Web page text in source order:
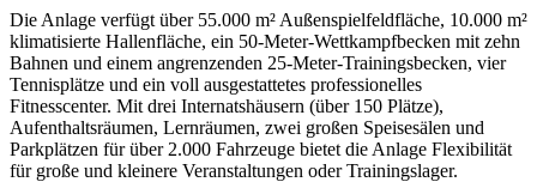
Die Anlage verfügt über 55.000 m² Außenspielfeldfläche, 10.000 m²
klimatisierte Hallenfläche, ein 50-Meter-Wettkampfbecken mit zehn
Bahnen und einem angrenzenden 25-Meter-Trainingsbecken, vier
Tennisplätze und ein voll ausgestattetes professionelles
Fitnesscenter. Mit drei Internatshäusern (über 150 Plätze),
Aufenthaltsräumen, Lernräumen, zwei großen Speisesälen und
Parkplätzen für über 2.000 Fahrzeuge bietet die Anlage Flexibilität
für große und kleinere Veranstaltungen oder Trainingslager.